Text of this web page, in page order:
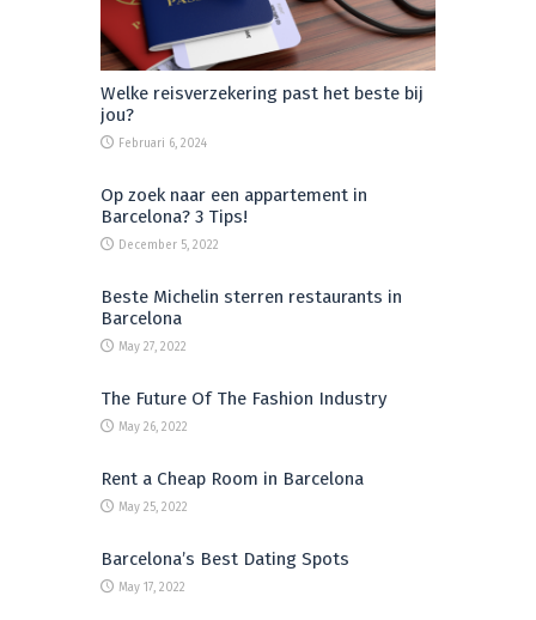
Welke reisverzekering past het beste bij
jou?
Februari 6, 2024
Op zoek naar een appartement in
Barcelona? 3 Tips!
December 5, 2022
Beste Michelin sterren restaurants in
Barcelona
May 27, 2022
The Future Of The Fashion Industry
May 26, 2022
Rent a Cheap Room in Barcelona
May 25, 2022
Barcelona’s Best Dating Spots
May 17, 2022